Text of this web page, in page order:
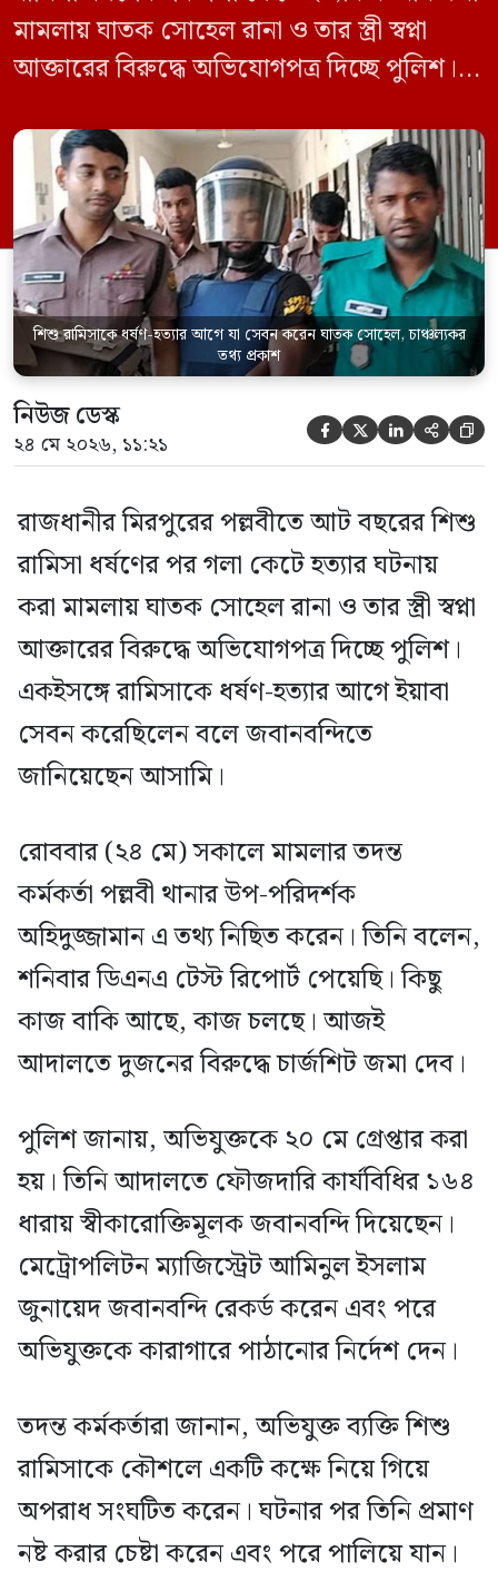
মামলায় ঘাতক সোহেল রানা ও তার স্ত্রী স্বপ্না
আক্তারের বিরুদ্ধে অভিযোগপত্র দিচ্ছে পুলিশ।
সেবন করেছিলেন বলে জবানবন্দিতে
জানিয়েছেন আসামি। রোববার (২৪ মে) সকালে
মামলার তদন্ত কর্মকর্তা পল্লবী থানার উপ-
পরিদর্শক অহিদুজ্জামান এ তথ্য নিছিত করেন।
তিনি বলেন, […]
শিশু রামিসাকে ধর্ষণ-হত্যার আগে যা সেবন করেন ঘাতক সোহেল, চাঞ্চল্যকর
তথ্য প্রকাশ
নিউজ ডেস্ক
২৪ মে ২০২৬, ১১:২১     
রাজধানীর মিরপুরের পল্লবীতে আট বছরের শিশু
রামিসা ধর্ষণের পর গলা কেটে হত্যার ঘটনায়
করা মামলায় ঘাতক সোহেল রানা ও তার স্ত্রী স্বপ্না
আক্তারের বিরুদ্ধে অভিযোগপত্র দিচ্ছে পুলিশ।
একইসঙ্গে রামিসাকে ধর্ষণ-হত্যার আগে ইয়াবা
সেবন করেছিলেন বলে জবানবন্দিতে
জানিয়েছেন আসামি।
রোববার (২৪ মে) সকালে মামলার তদন্ত
কর্মকর্তা পল্লবী থানার উপ-পরিদর্শক
অহিদুজ্জামান এ তথ্য নিছিত করেন। তিনি বলেন,
শনিবার ডিএনএ টেস্ট রিপোর্ট পেয়েছি। কিছু
কাজ বাকি আছে, কাজ চলছে। আজই
আদালতে দুজনের বিরুদ্ধে চার্জশিট জমা দেব।
পুলিশ জানায়, অভিযুক্তকে ২০ মে গ্রেপ্তার করা
হয়। তিনি আদালতে ফৌজদারি কার্যবিধির ১৬৪
ধারায় স্বীকারোক্তিমূলক জবানবন্দি দিয়েছেন।
মেট্রোপলিটন ম্যাজিস্ট্রেট আমিনুল ইসলাম
জুনায়েদ জবানবন্দি রেকর্ড করেন এবং পরে
অভিযুক্তকে কারাগারে পাঠানোর নির্দেশ দেন।
তদন্ত কর্মকর্তারা জানান, অভিযুক্ত ব্যক্তি শিশু
রামিসাকে কৌশলে একটি কক্ষে নিয়ে গিয়ে
অপরাধ সংঘটিত করেন। ঘটনার পর তিনি প্রমাণ
নষ্ট করার চেষ্টা করেন এবং পরে পালিয়ে যান।